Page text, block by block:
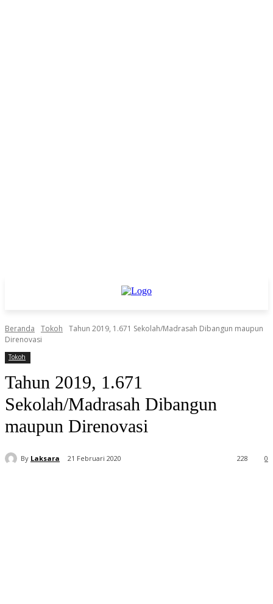
Beranda Tokoh
Tahun 2019, 1.671 Sekolah/Madrasah Dibangun maupun
Direnovasi
Tokoh
Tahun 2019, 1.671
Sekolah/Madrasah Dibangun
maupun Direnovasi
By Laksara 21 Februari 2020 0
228